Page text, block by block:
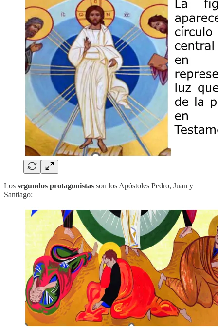
Los segundos protagonistas son los Apóstoles Pedro, Juan y
Santiago: